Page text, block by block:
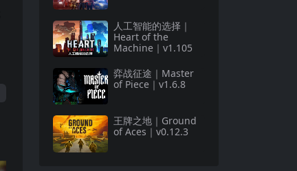
人工智能的选择｜
Heart of the
Machine｜v1.105
弈战征途｜Master
of Piece｜v1.6.8
王牌之地｜Ground
of Aces｜v0.12.3